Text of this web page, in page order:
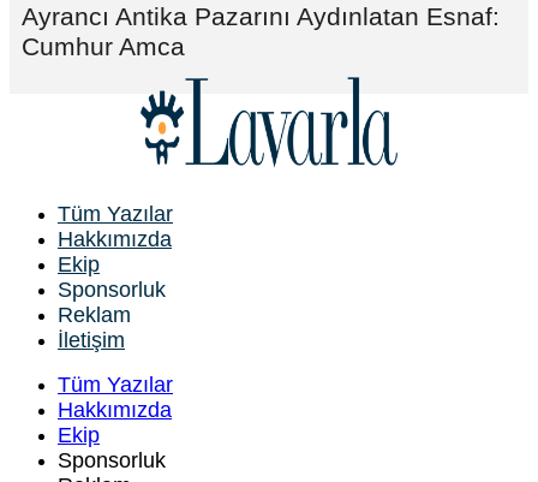
Ayrancı Antika Pazarını Aydınlatan Esnaf:
Cumhur Amca
Tüm Yazılar
Hakkımızda
Ekip
Sponsorluk
Reklam
İletişim
Tüm Yazılar
Hakkımızda
Ekip
Sponsorluk